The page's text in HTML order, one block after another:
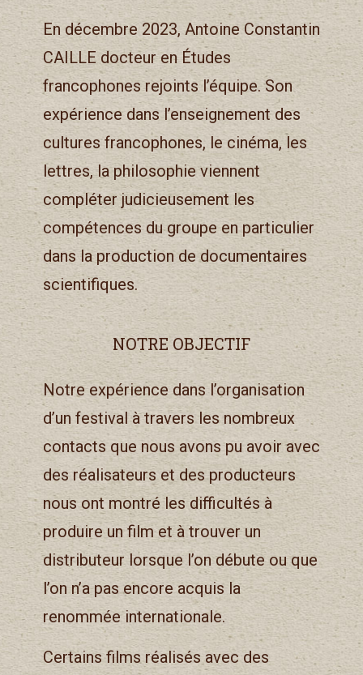
En décembre 2023, Antoine Constantin
CAILLE docteur en Études
francophones rejoints l’équipe. Son
expérience dans l’enseignement des
cultures francophones, le cinéma, les
lettres, la philosophie viennent
compléter judicieusement les
compétences du groupe en particulier
dans la production de documentaires
scientifiques.
NOTRE OBJECTIF
Notre expérience dans l’organisation
d’un festival à travers les nombreux
contacts que nous avons pu avoir avec
des réalisateurs et des producteurs
nous ont montré les difficultés à
produire un film et à trouver un
distributeur lorsque l’on débute ou que
l’on n’a pas encore acquis la
renommée internationale.
Certains films réalisés avec des